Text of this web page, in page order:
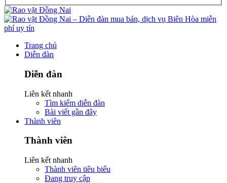
Trang chủ
Diễn đàn
Diễn đàn
Liên kết nhanh
Tìm kiếm diễn đàn
Bài viết gần đây
Thành viên
Thành viên
Liên kết nhanh
Thành viên tiêu biểu
Đang truy cập